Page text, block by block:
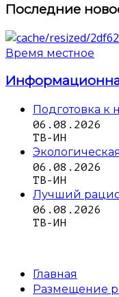
Последние
Время местное
Подготовка к
06.08.2026
ТВ-ИН
06.08.2026
ТВ-ИН
Лучший
06.08.2026
ТВ-ИН
Главная
Размещение